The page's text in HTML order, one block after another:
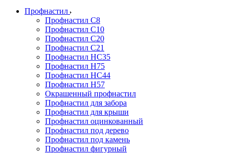
Профнастил
Профнастил С8
Профнастил С10
Профнастил С20
Профнастил С21
Профнастил НС35
Профнастил Н75
Профнастил HC44
Профнастил Н57
Окрашенный профнастил
Профнастил для забора
Профнастил для крыши
Профнастил оцинкованный
Профнастил под дерево
Профнастил под камень
Профнастил фигурный